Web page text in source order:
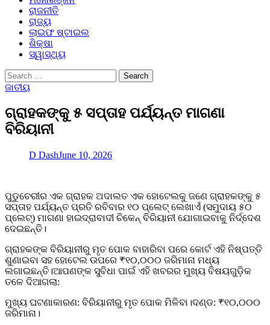
ରାଜନୀତି
ରାଜ୍ୟ
ଲାଇଫ ଷ୍ଟାଇଲ
ଶିକ୍ଷା
ସ୍ୱାସ୍ଥ୍ୟ
Search
for:
ଜାତୀୟ
ଗ୍ରାହକଙ୍କୁ ୫ ସପ୍ତାହ ପର୍ଯ୍ୟନ୍ତ ମାଗଣା
ବିରିୟାନୀ
D DashJune 10, 2026
ପୁଡୁଚେରୀର ଏକ ଗ୍ରାହକ ଅଦାଲତ ଏକ ହୋଟେଲକୁ ଜଣେ ଗ୍ରାହକଙ୍କୁ ୫
ସପ୍ତାହ ପର୍ଯ୍ୟନ୍ତ ପ୍ରତି ରବିବାର ୧୦ ପ୍ଲେଟ୍‌ ଲେଖାଏଁ (ସମୁଦାୟ ୫୦
ପ୍ଲେଟ୍‌) ମାଗଣା ହାଇଦ୍ରାବାଦୀ ଚିକେନ୍ ବିରିୟାନୀ ଯୋଗାଇବାକୁ ନିର୍ଦ୍ଦେଶ
ଦେଇଛନ୍ତି।
ଗ୍ରାହକଙ୍କ ବିରିୟାନୀରୁ ମୃତ ପୋକ ବାହାରିବା ପରେ କୋର୍ଟ ଏହି ନିଷ୍ପତ୍ତି
ଶୁଣାଇବା ସହ ହୋଟେଲ ଉପରେ ₹୧୦,୦୦୦ ଜରିମାନା ମଧ୍ୟ
ଲଗାଇଛନ୍ତି।ଆପଣଙ୍କ ସୁବିଧା ପାଇଁ ଏହି ଖବରର ମୁଖ୍ୟ ବିଷୟଗୁଡ଼ିକ
ତଳେ ଦିଆଗଲା:
ମୁଖ୍ୟ ଘଟଣାକାରଣ: ବିରିୟାନୀରୁ ମୃତ ପୋକ ମିଳିବା।ଦଣ୍ଡ: ₹୧୦,୦୦୦
ଜରିମାନା।